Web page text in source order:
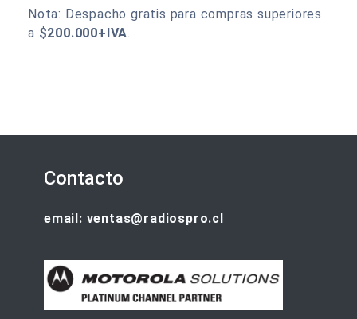
Nota: Despacho gratis para compras superiores
a $200.000+IVA.
Contacto
email: ventas@radiospro.cl